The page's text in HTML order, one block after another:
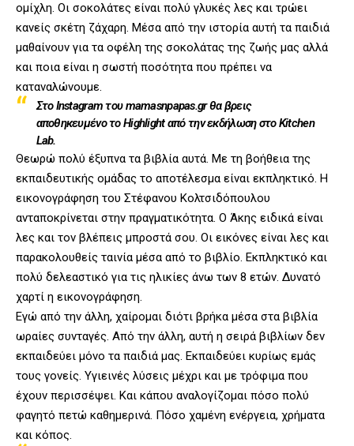
ομίχλη. Οι σοκολάτες είναι πολύ γλυκές λες και τρώει
κανείς σκέτη ζάχαρη. Μέσα από την ιστορία αυτή τα παιδιά
μαθαίνουν για τα οφέλη της σοκολάτας της ζωής μας αλλά
και ποια είναι η σωστή ποσότητα που πρέπει να
καταναλώνουμε.
Στο Instagram του mamasnpapas.gr θα βρεις
αποθηκευμένο το Highlight από την εκδήλωση στο Kitchen
Lab.
Θεωρώ πολύ έξυπνα τα βιβλία αυτά. Με τη βοήθεια της
εκπαιδευτικής ομάδας το αποτέλεσμα είναι εκπληκτικό. Η
εικονογράφηση του Στέφανου Κολτσιδόπουλου
ανταποκρίνεται στην πραγματικότητα. Ο Άκης ειδικά είναι
λες και τον βλέπεις μπροστά σου. Οι εικόνες είναι λες και
παρακολουθείς ταινία μέσα από το βιβλίο. Εκπληκτικό και
πολύ δελεαστικό για τις ηλικίες άνω των 8 ετών. Δυνατό
χαρτί η εικονογράφηση.
Εγώ από την άλλη, χαίρομαι διότι βρήκα μέσα στα βιβλία
ωραίες συνταγές. Από την άλλη, αυτή η σειρά βιβλίων δεν
εκπαιδεύει μόνο τα παιδιά μας. Εκπαιδεύει κυρίως εμάς
τους γονείς. Υγιεινές λύσεις μέχρι και με τρόφιμα που
έχουν περισσέψει. Και κάπου αναλογίζομαι πόσο πολύ
φαγητό πετώ καθημερινά. Πόσο χαμένη ενέργεια, χρήματα
και κόπος.